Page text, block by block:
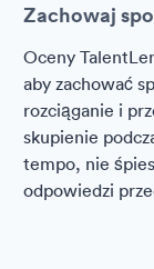
Zachowaj
Oceny
aby zachować
rozciąganie i
skupienie
tempo, nie
odpowiedzi